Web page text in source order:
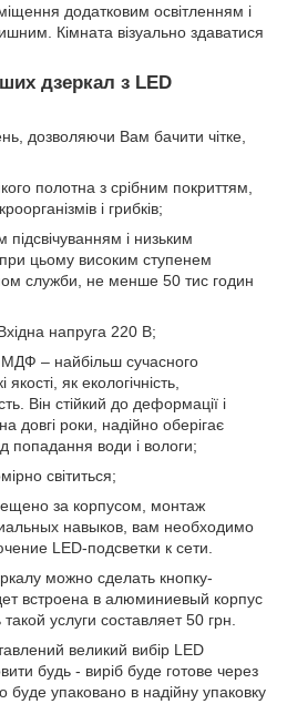
додатковим освітленням і
Кімната візуально здаватися
дзеркал з LED
дозволяючи Вам бачити чітке,
полотна з срібним покриттям,
і грибків;
підсвічуванням і низьким
цьому високим ступенем
служби, не менше 50 тис годин
напруга 220 В;
– найбільш сучасного
як екологічність,
Він стійкий до деформації і
довгі роки, надійно оберігає
попадання води і вологи;
світиться;
за корпусом, монтаж
навыков, вам необходимо
LED-подсветки к сети.
можно сделать кнопку-
встроена в алюминиевый корпус
услуги составляет 50 грн.
великий вибір LED
будь - виріб буде готове через
буде упаковано в надійну упаковку